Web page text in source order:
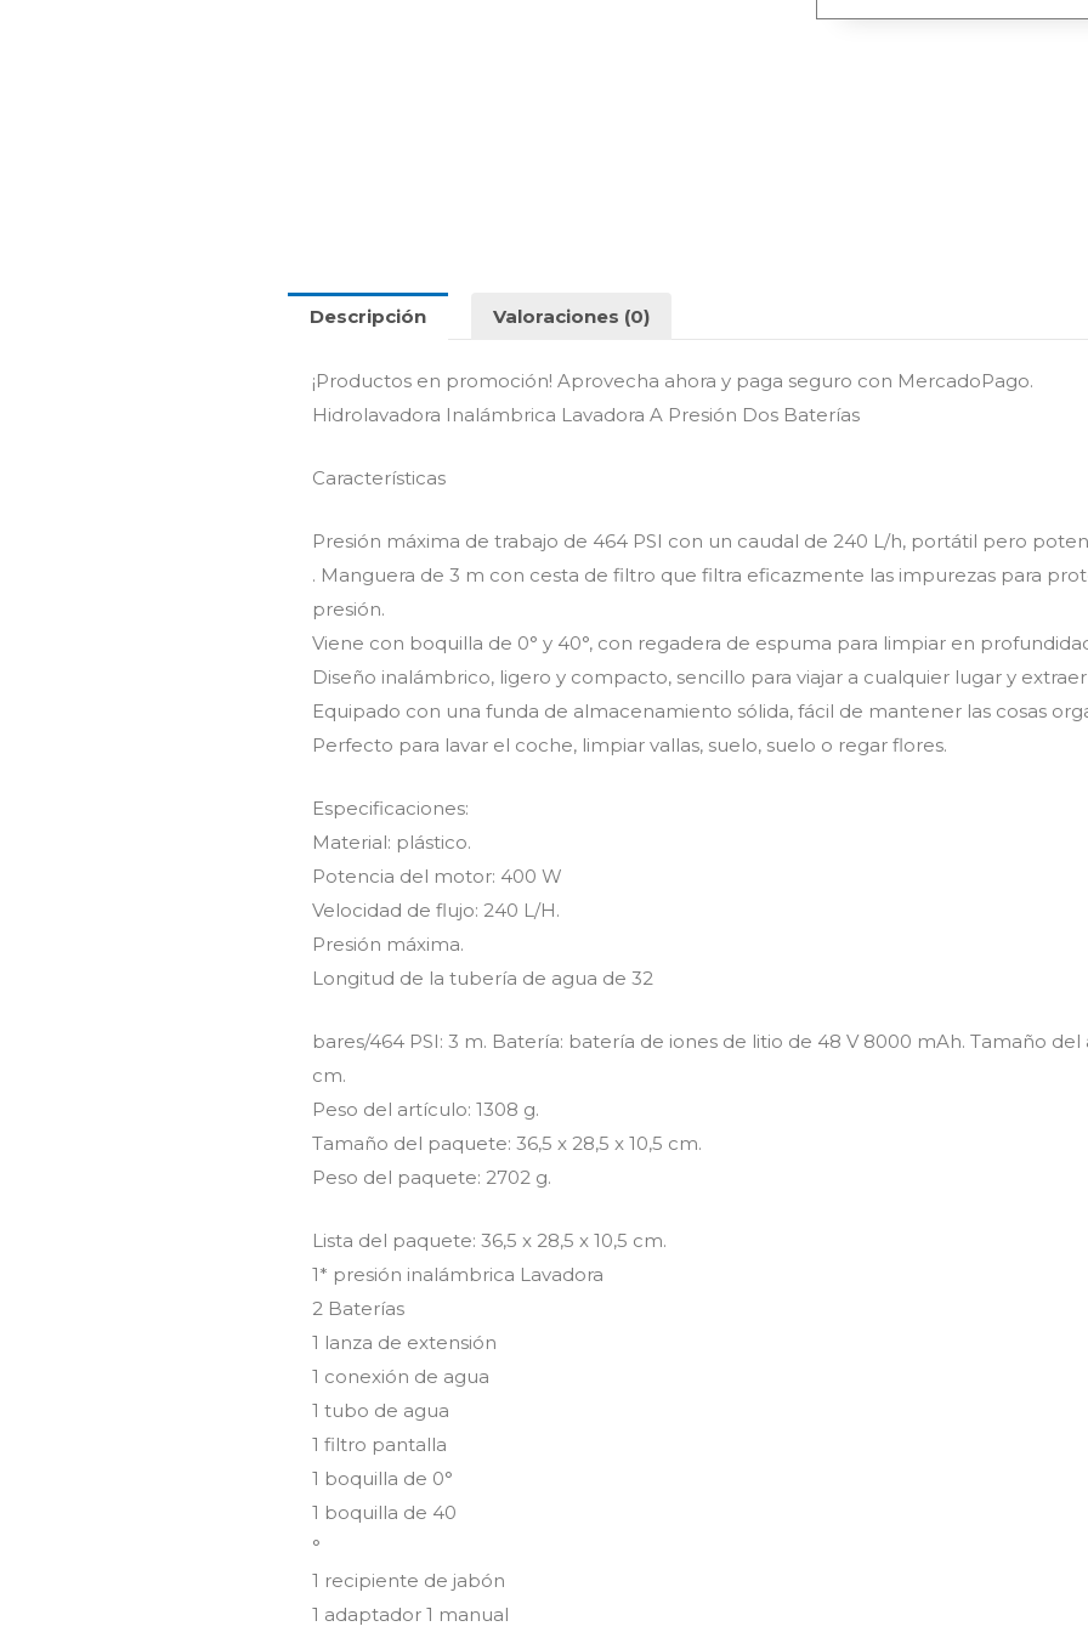
Descripción Valoraciones (0)
¡Productos en promoción! Aprovecha ahora y paga seguro con MercadoPago.
Hidrolavadora Inalámbrica Lavadora A Presión Dos Baterías
Características
Presión máxima de trabajo de 464 PSI con un caudal de 240 L/h, portátil pero
. Manguera de 3 m con cesta de filtro que filtra eficazmente las impurezas para
presión.
Viene con boquilla de 0° y 40°, con regadera de espuma para limpiar en
Diseño inalámbrico, ligero y compacto, sencillo para viajar a cualquier lugar y
Equipado con una funda de almacenamiento sólida, fácil de mantener las cosas
Perfecto para lavar el coche, limpiar vallas, suelo, suelo o regar flores.
Especificaciones:
Material: plástico.
Potencia del motor: 400 W
Velocidad de flujo: 240 L/H.
Presión máxima.
Longitud de la tubería de agua de 32
bares/464 PSI: 3 m. Batería: batería de iones de litio de 48 V 8000 mAh. Tamaño del
cm.
Peso del artículo: 1308 g.
Tamaño del paquete: 36,5 x 28,5 x 10,5 cm.
Peso del paquete: 2702 g.
Lista del paquete: 36,5 x 28,5 x 10,5 cm.
1* presión inalámbrica Lavadora
2 Baterías
1 lanza de extensión
1 conexión de agua
1 tubo de agua
1 filtro pantalla
1 boquilla de 0°
1 boquilla de 40
°
1 recipiente de jabón
1 adaptador 1 manual